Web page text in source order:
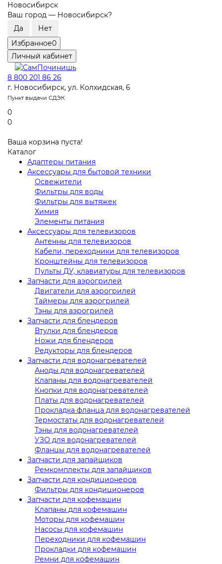
Новосибирск
Ваш город — Новосибирск?
Избранное0
Личный кабинет
8 800 201 86 26
г. Новосибирск, ул. Колхидская, 6
Пункт выдачи СДЭК
0
0
Ваша корзина пуста!
Каталог
Адаптеры питания
Аксессуары для бытовой техники
Освежители
Фильтры для воды
Фильтры для вытяжек
Химия
Элементы питания
Аксессуары для телевизоров
Антенны для телевизоров
Кабели, переходники для телевизоров
Кронштейны для телевизоров
Пульты ДУ, клавиатуры для телевизоров
Запчасти для аэрогрилей
Двигатели для аэрогрилей
Таймеры для аэрогрилей
Тэны для аэрогрилей
Запчасти для блендеров
Втулки для блендеров
Ножи для блендеров
Редукторы для блендеров
Запчасти для водонагревателей
Аноды для водонагревателей
Клапаны для водонагревателей
Кнопки для водонагревателей
Платы для водонагревателей
Прокладка фланца для водонагревателей
Термостаты для водонагревателей
Тэны для водонагревателей
УЗО для водонагревателей
Фланцы для водонагревателей
Запчасти для запайщиков
Ремкомплекты для запайщиков
Запчасти для кондиционеров
Фильтры для кондиционеров
Запчасти для кофемашин
Клапаны для кофемашин
Моторы для кофемашин
Насосы для кофемашин
Переходники для кофемашин
Прокладки для кофемашин
Ремни для кофемашин